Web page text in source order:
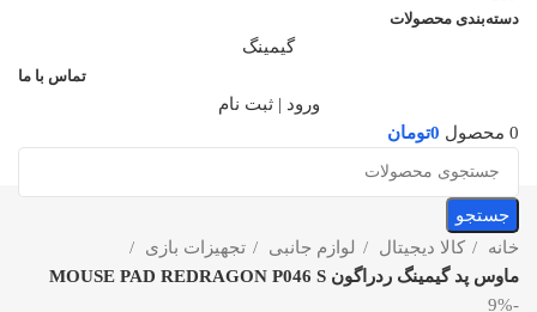
دسته‌بندی محصولات
گیمینگ
تماس با ما
ورود | ثبت نام
0 محصول 0تومان
جستجو
خانه
کالا دیجیتال لوازم جانبی
تجهیزات بازی
ماوس پد گیمینگ ردراگون MOUSE PAD REDRAGON P046 S
-9%